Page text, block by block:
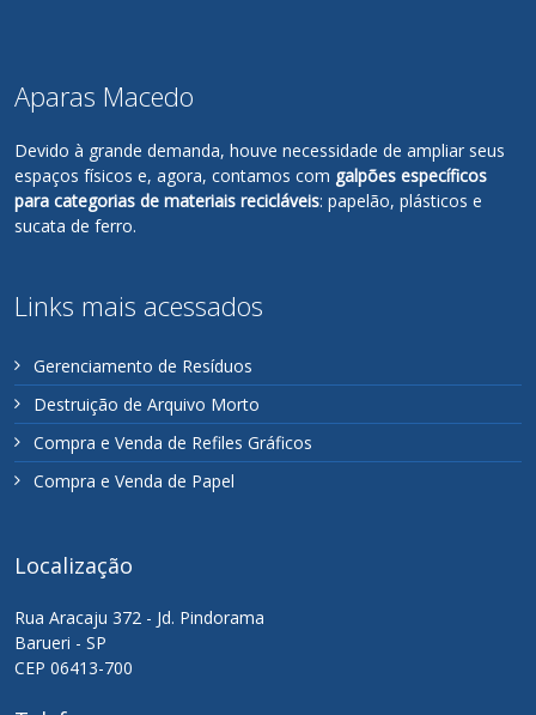
Aparas Macedo
Devido à grande demanda, houve necessidade de ampliar seus
espaços físicos e, agora, contamos com galpões específicos
para categorias de materiais recicláveis: papelão, plásticos e
sucata de ferro.
Links mais acessados
Gerenciamento de Resíduos
Destruição de Arquivo Morto
Compra e Venda de Refiles Gráficos
Compra e Venda de Papel
Localização
Rua Aracaju 372 - Jd. Pindorama
Barueri - SP
CEP 06413-700